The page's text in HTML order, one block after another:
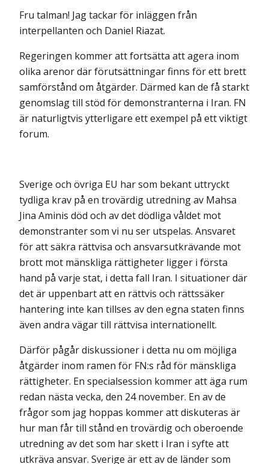
Fru talman! Jag tackar för inläggen från
interpellanten och Daniel Riazat.
Regeringen kommer att fortsätta att agera inom
olika arenor där förutsättningar finns för ett brett
samförstånd om åtgärder. Därmed kan de få starkt
genomslag till stöd för demonstranterna i Iran. FN
är naturligtvis ytterligare ett exempel på ett viktigt
forum.
Sverige och övriga EU har som bekant uttryckt
tydliga krav på en trovärdig utredning av Mahsa
Jina Aminis död och av det dödliga våldet mot
demonstranter som vi nu ser utspelas. Ansvaret
för att säkra rättvisa och ansvarsutkrävande mot
brott mot mänskliga rättigheter ligger i första
hand på varje stat, i detta fall Iran. I situationer där
det är uppenbart att en rättvis och rättssäker
hantering inte kan tillses av den egna staten finns
även andra vägar till rättvisa internationellt.
Därför pågår diskussioner i detta nu om möjliga
åtgärder inom ramen för FN:s råd för mänskliga
rättigheter. En specialsession kommer att äga rum
redan nästa vecka, den 24 november. En av de
frågor som jag hoppas kommer att diskuteras är
hur man får till stånd en trovärdig och oberoende
utredning av det som har skett i Iran i syfte att
utkräva ansvar. Sverige är ett av de länder som